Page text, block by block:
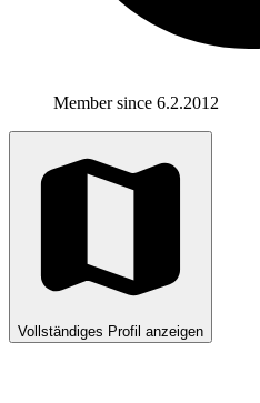
Member since 6.2.2012
Vollständiges Profil anzeigen